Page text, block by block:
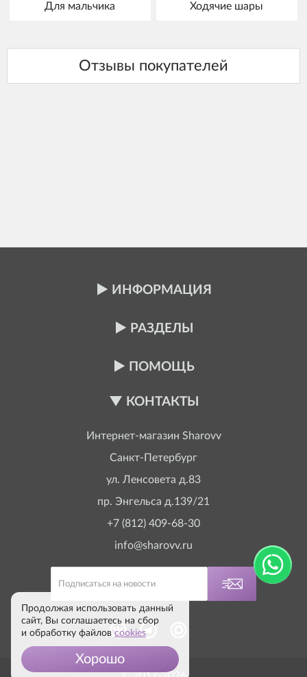
Для мальчика Ходячие шары
ИНФОРМАЦИЯ
РАЗДЕЛЫ
ПОМОЩЬ
КОНТАКТЫ
Интернет-магазин Sharovv
Санкт-Петербург
ул. Ленсовета д.83
пр. Энгельса д.139/21
+7 (812) 409-68-30
info@sharovv.ru
Продолжая использовать данный
сайт, Вы соглашаетесь на сбор
и обработку файлов cookies
Хорошо